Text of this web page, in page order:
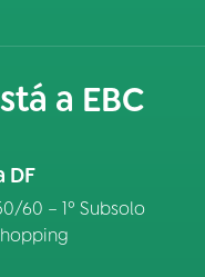
a EBC
DF
60 – 1º Subsolo